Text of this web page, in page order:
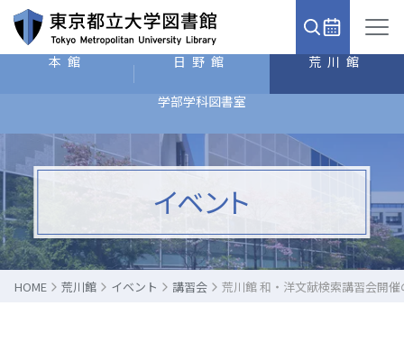
本館 日野館 荒川館
学部学科図書室
イベント
HOME 荒川館 イベント 講習会 荒川館 和・洋文献検索講習会開